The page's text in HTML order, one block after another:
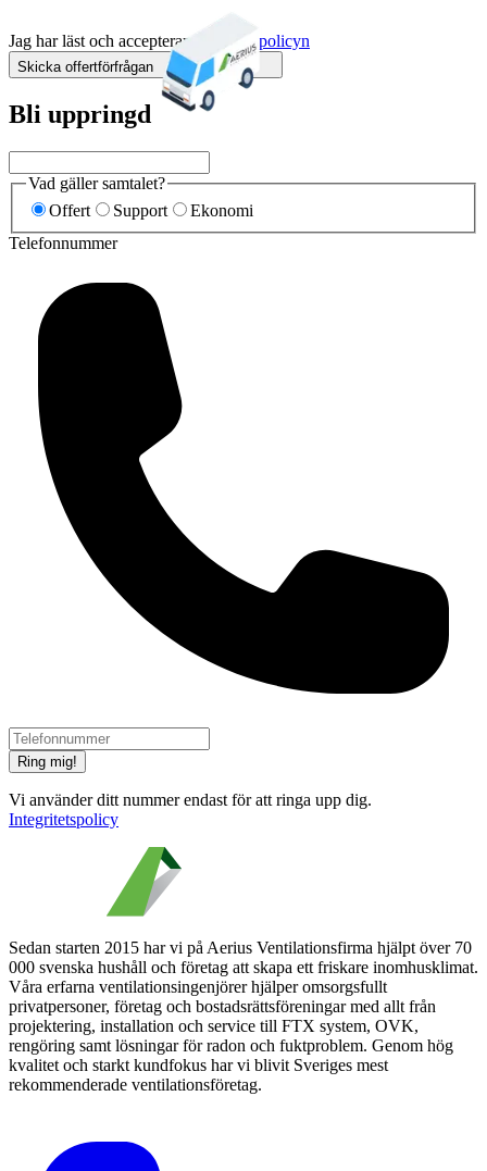
Jag har läst och accepterar integritetspolicyn
Skicka offertförfrågan
Bli uppringd
Vad gäller samtalet?
Offert
Support
Ekonomi
Telefonnummer
Ring mig!
Vi använder ditt nummer endast för att ringa upp dig.
Integritetspolicy
Sedan starten 2015 har vi på Aerius Ventilationsfirma hjälpt över 70
000 svenska hushåll och företag att skapa ett friskare inomhusklimat.
Våra erfarna ventilationsingenjörer hjälper omsorgsfullt
privatpersoner, företag och bostadsrättsföreningar med allt från
projektering, installation och service till FTX system, OVK,
rengöring samt lösningar för radon och fuktproblem. Genom hög
kvalitet och starkt kundfokus har vi blivit Sveriges mest
rekommenderade ventilationsföretag.